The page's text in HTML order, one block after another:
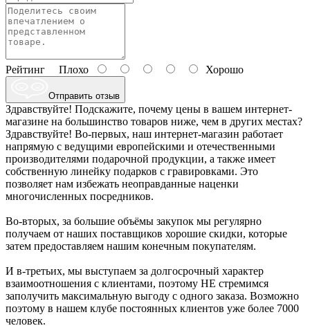
Рейтинг Плохо Хорошо
Отправить отзыв
Здравствуйте! Подскажите, почему цены в вашем интернет-
магазине на большинство товаров ниже, чем в других местах?
Здравствуйте! Во-первых, наш интернет-магазин работает
напрямую с ведущими европейскими и отечественными
производителями подарочной продукции, а также имеет
собственную линейку подарков с гравировками. Это
позволяет нам избежать неоправданные наценки
многочисленных посредников.
Во-вторых, за большие объёмы закупок мы регулярно
получаем от наших поставщиков хорошие скидки, которые
затем предоставляем нашим конечным покупателям.
И в-третьих, мы выступаем за долгосрочный характер
взаимоотношения с клиентами, поэтому НЕ стремимся
заполучить максимальную выгоду с одного заказа. Возможно
поэтому в нашем клубе постоянных клиентов уже более 7000
человек.